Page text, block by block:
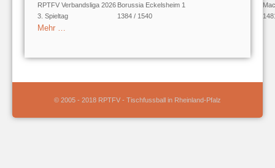
RPTFV Verbandsliga 2026
3. Spieltag
Borussia Eckelsheim 1
1384 / 1540
Mehr …
© 2005 - 2018 RPTFV - Tischfussball in Rheinland-Pfalz